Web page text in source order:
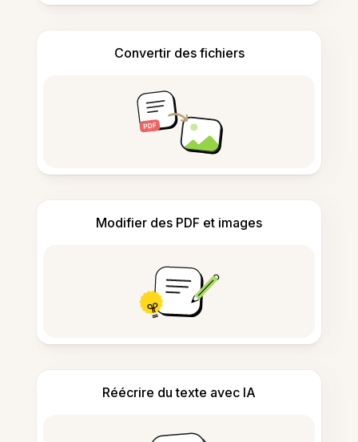
Convertir des fichiers
Modifier des PDF et images
Réécrire du texte avec IA